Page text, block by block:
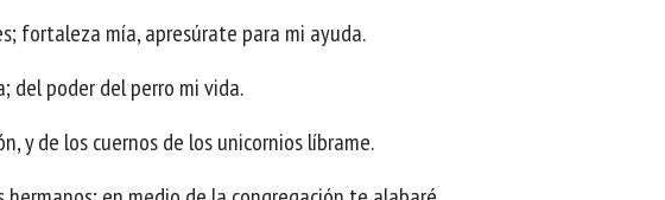
fortaleza mía, apresúrate para mi ayuda.
del poder del perro mi vida.
y de los cuernos de los unicornios líbrame.